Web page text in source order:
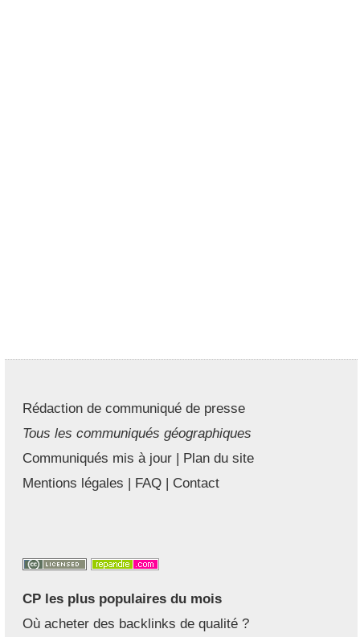
Rédaction de communiqué de presse
Tous les communiqués géographiques
Communiqués mis à jour | Plan du site
Mentions légales | FAQ | Contact
CP les plus populaires du mois
Où acheter des backlinks de qualité ?